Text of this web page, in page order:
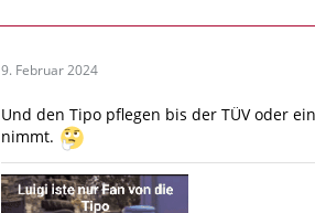
9. Februar 2024
Und den Tipo pflegen bis der TÜV oder
nimmt.